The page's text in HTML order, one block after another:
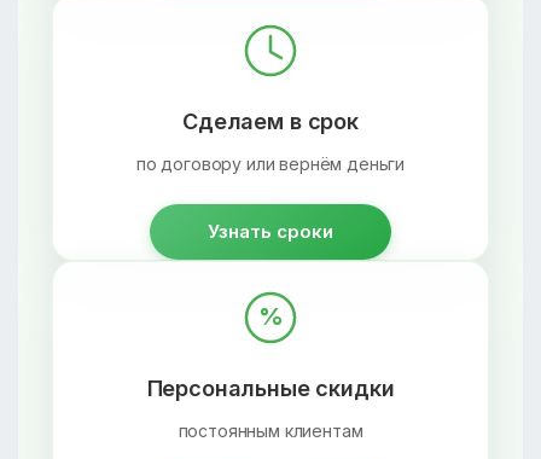
Сделаем в срок
по договору или вернём деньги
Узнать сроки
%
Персональные скидки
постоянным клиентам